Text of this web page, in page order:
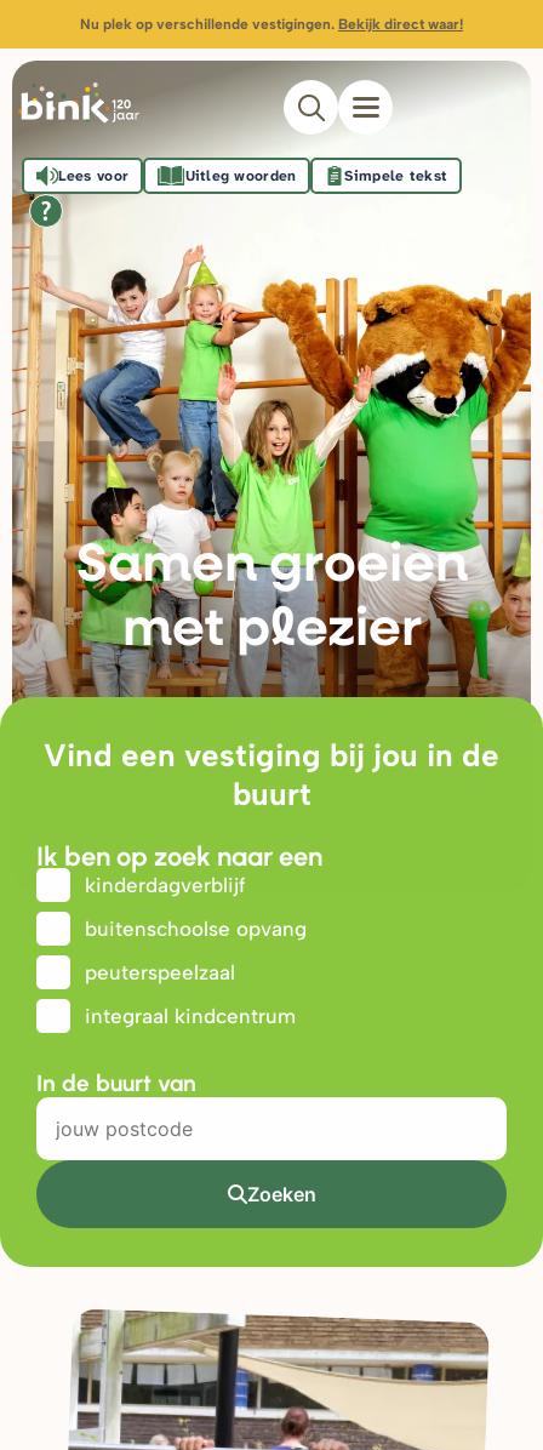
Nu plek op verschillende vestigingen. Bekijk direct waar!
Samen groeien
met plezier
Lees voor Uitleg woorden Simpele tekst
Vind een vestiging bij jou in de
buurt
Ik ben op zoek naar een
kinderdagverblijf
buitenschoolse opvang
peuterspeelzaal
integraal kindcentrum
In de buurt van
Zoeken